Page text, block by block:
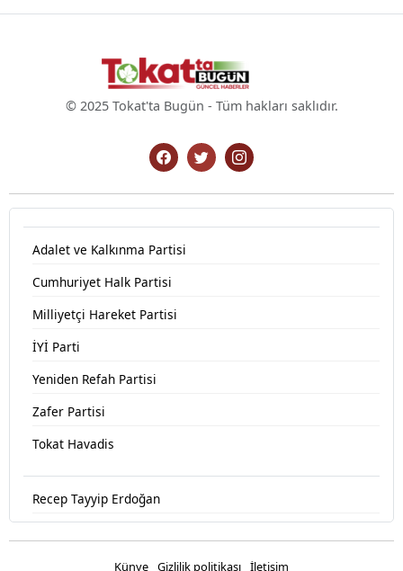
© 2025 Tokat'ta Bugün - Tüm hakları saklıdır.
Adalet ve Kalkınma Partisi
Cumhuriyet Halk Partisi
Milliyetçi Hareket Partisi
İYİ Parti
Yeniden Refah Partisi
Zafer Partisi
Tokat Havadis
Recep Tayyip Erdoğan
Künye Gizlilik politikası İletişim